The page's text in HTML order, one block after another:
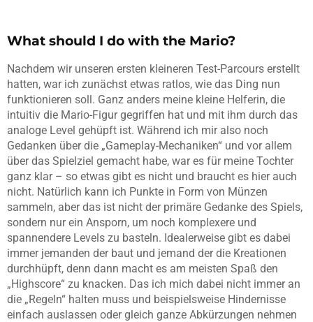
What should I do with the Mario?
Nachdem wir unseren ersten kleineren Test-Parcours erstellt
hatten, war ich zunächst etwas ratlos, wie das Ding nun
funktionieren soll. Ganz anders meine kleine Helferin, die
intuitiv die Mario-Figur gegriffen hat und mit ihm durch das
analoge Level gehüpft ist. Während ich mir also noch
Gedanken über die „Gameplay-Mechaniken“ und vor allem
über das Spielziel gemacht habe, war es für meine Tochter
ganz klar – so etwas gibt es nicht und braucht es hier auch
nicht. Natürlich kann ich Punkte in Form von Münzen
sammeln, aber das ist nicht der primäre Gedanke des Spiels,
sondern nur ein Ansporn, um noch komplexere und
spannendere Levels zu basteln. Idealerweise gibt es dabei
immer jemanden der baut und jemand der die Kreationen
durchhüpft, denn dann macht es am meisten Spaß den
„Highscore“ zu knacken. Das ich mich dabei nicht immer an
die „Regeln“ halten muss und beispielsweise Hindernisse
einfach auslassen oder gleich ganze Abkürzungen nehmen